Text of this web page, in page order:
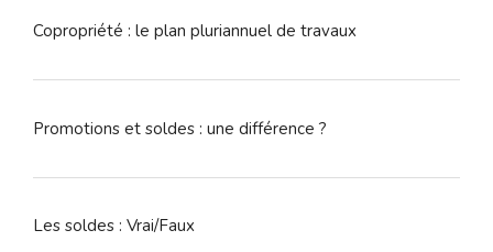
Copropriété : le plan pluriannuel de travaux
Promotions et soldes : une différence ?
Les soldes : Vrai/Faux